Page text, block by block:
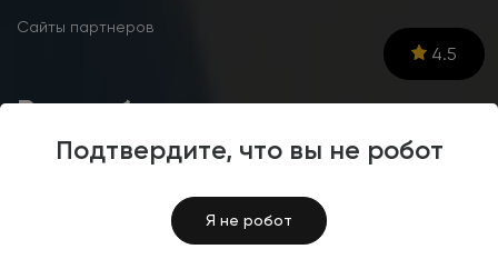
Подтвердите, что вы не робот
Я не робот
Сайты партнеров
Разработка интернет-
магазина медицинской
одежды A1 FORMA
4.5